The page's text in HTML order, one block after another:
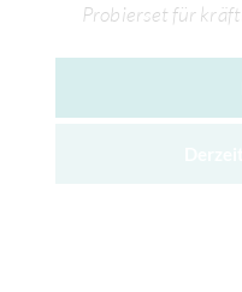
Probierset für